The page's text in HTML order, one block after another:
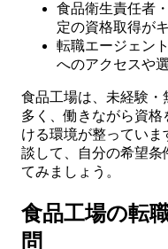
食品衛生責任者
定の資格取得が
転職エージェン
へのアクセスや
食品工場は、未経験
多く、働きながら資
ける環境が整ってい
談して、自分の希望条
てみましょう。
食品工場の転
問